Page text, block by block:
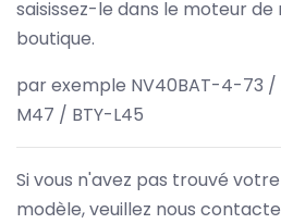
saisissez-le dans le moteur
boutique.
par exemple NV40BAT-4-73 /
M47 / BTY-L45
Si vous n'avez pas trouvé
modèle, veuillez nous